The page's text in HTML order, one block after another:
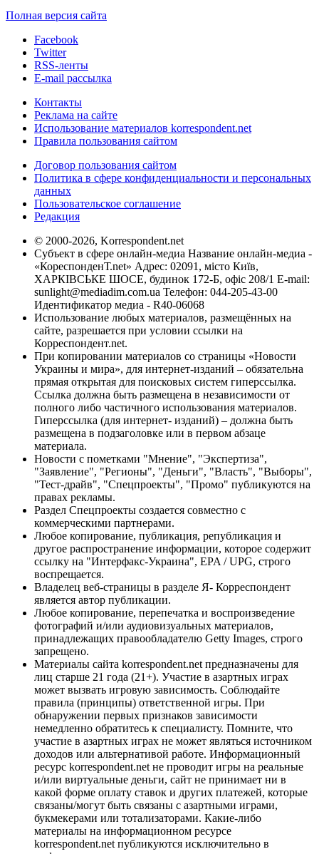
Полная версия сайта
Facebook
Twitter
RSS-ленты
E-mail рассылка
Контакты
Реклама на сайте
Использование материалов korrespondent.net
Правила пользования сайтом
Договор пользования сайтом
Политика в сфере конфиденциальности и персональных
данных
Пользовательское соглашение
Редакция
© 2000-2026, Korrespondent.net
Субъект в сфере онлайн-медиа Название онлайн-медиа -
«КореспонденТ.net» Адрес: 02091, місто Київ,
ХАРКІВСЬКЕ ШОСЕ, будинок 172-Б, офіс 208/1 E-mail:
sunlight@mediadim.com.ua Телефон: 044-205-43-00
Идентификатор медиа - R40-06068
Использование любых материалов, размещённых на
сайте, разрешается при условии ссылки на
Корреспондент.net.
При копировании материалов со страницы «Новости
Украины и мира», для интернет-изданий – обязательна
прямая открытая для поисковых систем гиперссылка.
Ссылка должна быть размещена в независимости от
полного либо частичного использования материалов.
Гиперссылка (для интернет- изданий) – должна быть
размещена в подзаголовке или в первом абзаце
материала.
Новости с пометками "Мнение", "Экспертиза",
"Заявление", "Регионы", "Деньги", "Власть", "Выборы",
"Тест-драйв", "Спецпроекты", "Промо" публикуются на
правах рекламы.
Раздел Спецпроекты создается совместно с
коммерческими партнерами.
Любое копирование, публикация, републикация и
другое распространение информации, которое содержит
ссылку на "Интерфакс-Украина", EPA / UPG, строго
воспрещается.
Владелец веб-страницы в разделе Я- Корреспондент
является автор публикации.
Любое копирование, перепечатка и воспроизведение
фотографий и/или аудиовизуальных материалов,
принадлежащих правообладателю Getty Images, строго
запрещено.
Материалы сайта korrespondent.net предназначены для
лиц старше 21 года (21+). Участие в азартных играх
может вызвать игровую зависимость. Соблюдайте
правила (принципы) ответственной игры. При
обнаружении первых признаков зависимости
немедленно обратитесь к специалисту. Помните, что
участие в азартных играх не может являться источником
доходов или альтернативой работе. Информационный
ресурс korrespondent.net не проводит игры на реальные
и/или виртуальные деньги, сайт не принимает ни в
какой форме оплату ставок и других платежей, которые
связаны/могут быть связаны с азартными играми,
букмекерами или тотализаторами. Какие-либо
материалы на информационном ресурсе
korrespondent.net публикуются исключительно в